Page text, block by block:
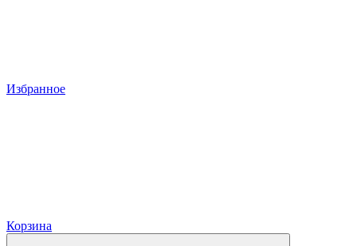
Избранное
Корзина